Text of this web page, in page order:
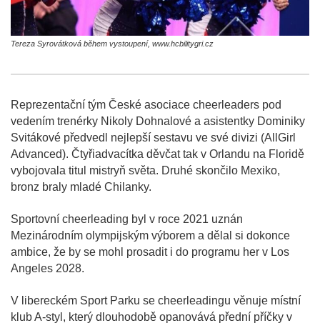
Tereza Syrovátková během vystoupení, www.hcbilitygri.cz
Reprezentační tým České asociace cheerleaders pod
vedením trenérky Nikoly Dohnalové a asistentky Dominiky
Svitákové předvedl nejlepší sestavu ve své divizi (AllGirl
Advanced). Čtyřiadvacítka děvčat tak v Orlandu na Floridě
vybojovala titul mistryň světa. Druhé skončilo Mexiko,
bronz braly mladé Chilanky.
Sportovní cheerleading byl v roce 2021 uznán
Mezinárodním olympijským výborem a dělal si dokonce
ambice, že by se mohl prosadit i do programu her v Los
Angeles 2028.
V libereckém Sport Parku se cheerleadingu věnuje místní
klub A-styl, který dlouhodobě opanovává přední příčky v